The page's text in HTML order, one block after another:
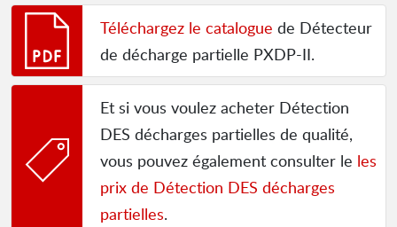
Téléchargez le catalogue de Détecteur
de décharge partielle PXDP-II.
Et si vous voulez acheter Détection
DES décharges partielles de qualité,
vous pouvez également consulter le les
prix de Détection DES décharges
partielles.